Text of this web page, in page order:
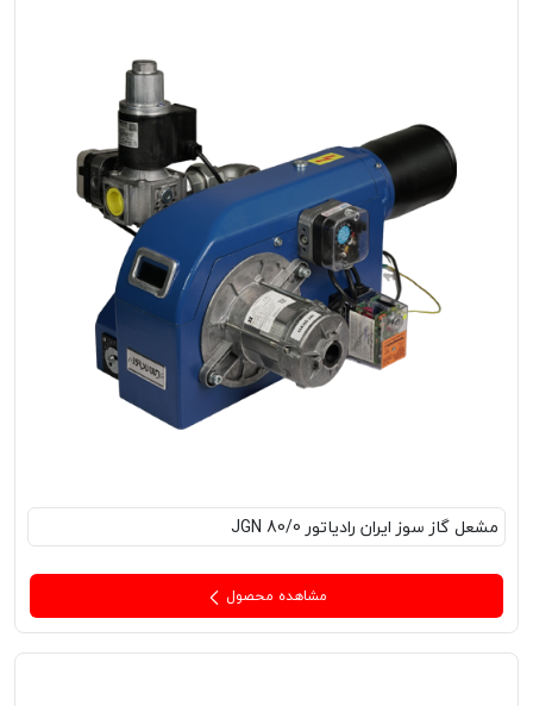
مشعل‌ گاز سوز ایران رادیاتور JGN 80/0
مشاهده محصول